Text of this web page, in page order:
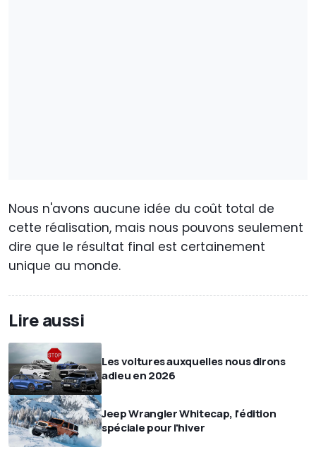
Nous n'avons aucune idée du coût total de
cette réalisation, mais nous pouvons seulement
dire que le résultat final est certainement
unique au monde.
Lire aussi
Les voitures auxquelles nous dirons
adieu en 2026
Jeep Wrangler Whitecap, l'édition
spéciale pour l'hiver